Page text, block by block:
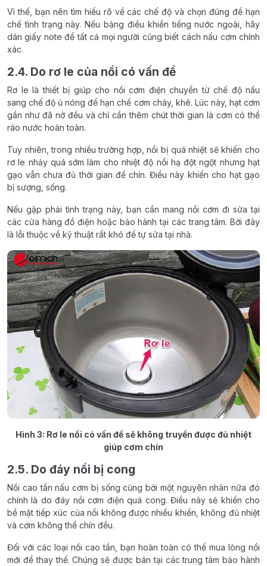
Vì thế, bạn nên tìm hiểu rõ về các chế độ và chọn đúng để hạn
chế tình trạng này. Nếu bảng điều khiển tiếng nước ngoài, hãy
dán giấy note để tất cả mọi người cũng biết cách nấu cơm chính
xác.
2.4. Do rơ le của nồi có vấn đề
Rơ le là thiết bị giúp cho nồi cơm điện chuyển từ chế độ nấu
sang chế độ ủ nóng để hạn chế cơm cháy, khê. Lúc này, hạt cơm
gần như đã nở đều và chỉ cần thêm chút thời gian là cơm có thể
ráo nước hoàn toàn.
Tuy nhiên, trong nhiều trường hợp, nồi bị quá nhiệt sẽ khiến cho
rơ le nhảy quá sớm làm cho nhiệt độ nồi hạ đột ngột nhưng hạt
gạo vẫn chưa đủ thời gian để chín. Điều này khiến cho hạt gạo
bị sượng, sống.
Nếu gặp phải tình trạng này, bạn cần mang nồi cơm đi sửa tại
các cửa hàng đồ điện hoặc bảo hành tại các trang tâm. Bởi đây
là lỗi thuộc về kỹ thuật rất khó để tự sửa tại nhà.
Hình 3: Rơ le nồi có vấn đề sẽ không truyền được đủ nhiệt
giúp cơm chín
2.5. Do đáy nồi bị cong
Nồi cao tần nấu cơm bị sống cũng bởi một nguyên nhân nữa đó
chính là do đáy nồi cơm điện quá cong. Điều này sẽ khiến cho
bề mặt tiếp xúc của nồi không được nhiều khiến, không đủ nhiệt
và cơm không thể chín đều.
Đối với các loại nồi cao tần, bạn hoàn toàn có thể mua lòng nồi
mới để thay thế. Chúng sẽ được bán tại các trung tâm bảo hành